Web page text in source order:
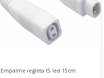
Empalme regleta t5 led 15cm.